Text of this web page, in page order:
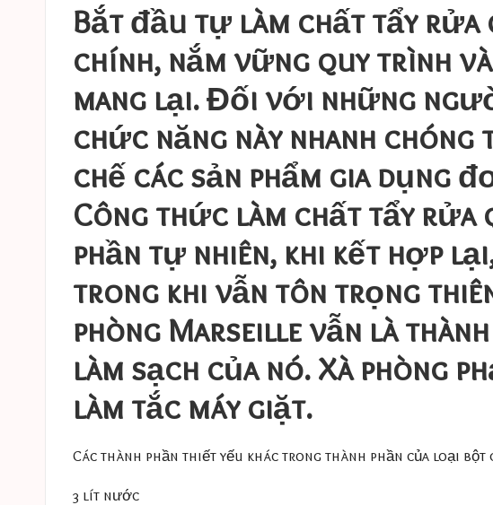
Bắt đầu tự làm chất tẩy rửa
chính, nắm vững quy trình
mang lại. Đối với những
chức năng này nhanh
chế các sản phẩm gia dụng
Công thức làm chất tẩy rửa
phần tự nhiên, khi kết hợp
trong khi vẫn tôn trọng thiên
phòng Marseille vẫn là
làm sạch của nó. Xà phòng
làm tắc máy giặt.
Các thành phần thiết yếu khác trong thành phần của loại
3 lít nước